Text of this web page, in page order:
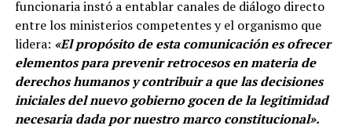
funcionaria instó a entablar canales de diálogo directo
entre los ministerios competentes y el organismo que
lidera: «El propósito de esta comunicación es ofrecer
elementos para prevenir retrocesos en materia de
derechos humanos y contribuir a que las decisiones
iniciales del nuevo gobierno gocen de la legitimidad
necesaria dada por nuestro marco constitucional».